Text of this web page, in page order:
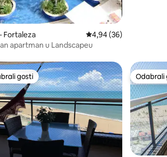
5, recenzija: 27
Fortaleza Prosječna ocjena: 4,94/
4,94 (36)
apartman u Landscapeu
gosti
gosti Odabrali
Odabrali